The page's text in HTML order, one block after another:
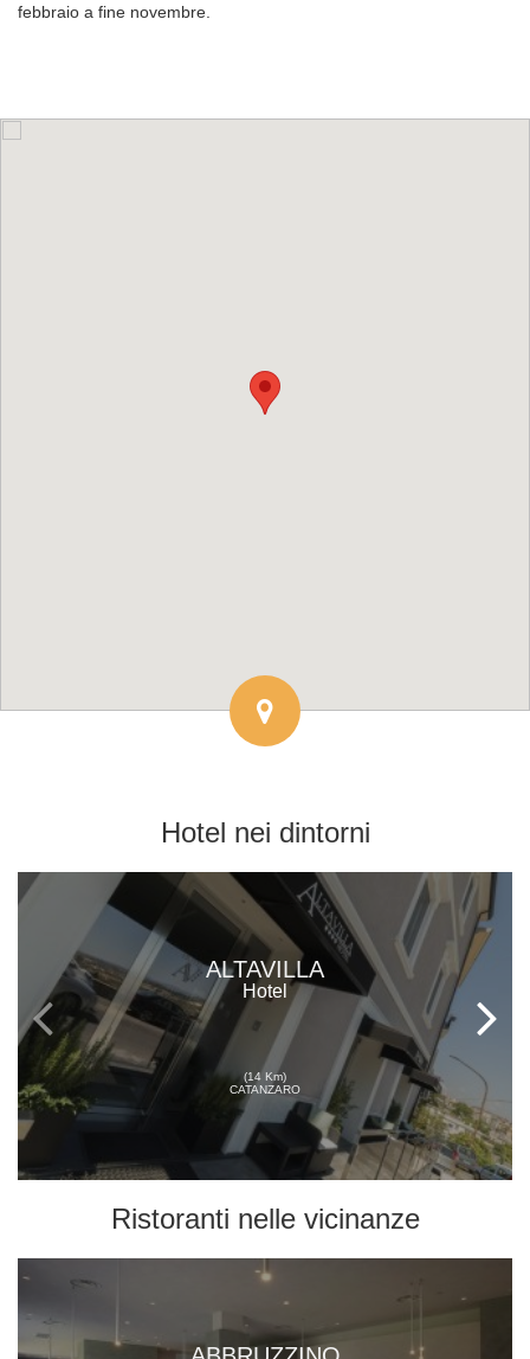
febbraio a fine novembre.
Hotel nei dintorni
ALTAVILLA
Hotel
(14 Km)
CATANZARO
Ristoranti nelle vicinanze